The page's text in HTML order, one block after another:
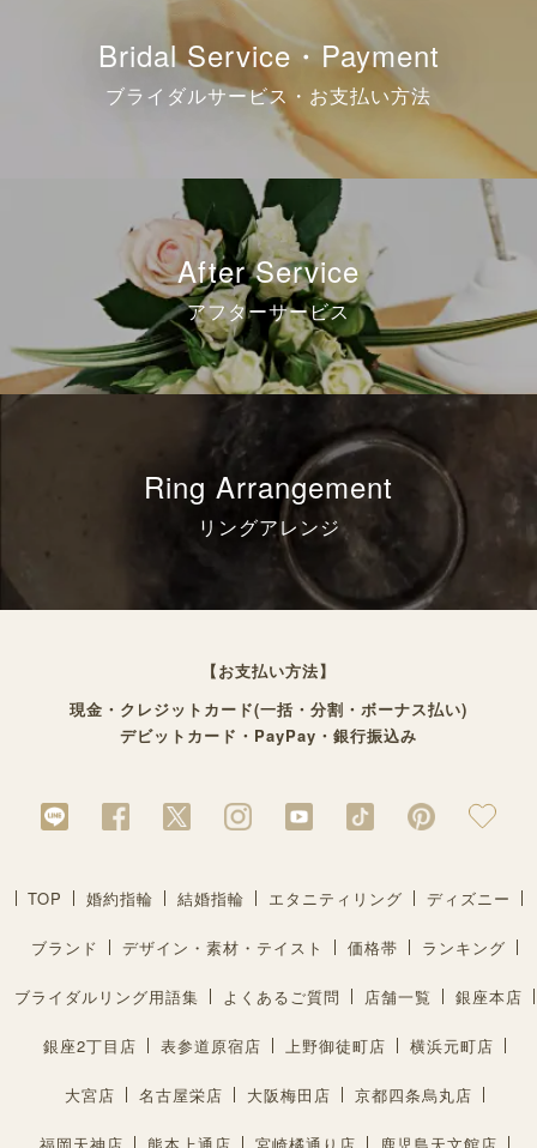
Bridal Service・Payment
ブライダルサービス・お支払い方法
After Service
アフターサービス
Ring Arrangement
リングアレンジ
【お支払い方法】
現金・クレジットカード(一括・分割・ボーナス払い)
デビットカード・PayPay・銀行振込み
TOP 婚約指輪 結婚指輪 エタニティリング ディズニー
ブランド デザイン・素材・テイスト 価格帯 ランキング
ブライダルリング用語集 よくあるご質問 店舗一覧 銀座本店
銀座2丁目店 表参道原宿店 上野御徒町店 横浜元町店
大宮店 名古屋栄店 大阪梅田店 京都四条烏丸店
福岡天神店 熊本上通店 宮崎橘通り店 鹿児島天文館店